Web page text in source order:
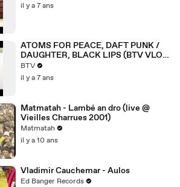
il y a 7 ans
ATOMS FOR PEACE, DAFT PUNK /
DAUGHTER, BLACK LIPS (BTV VLOG)
(BalconyTV)
BTV
il y a 7 ans
Matmatah - Lambé an dro (live @
Vieilles Charrues 2001)
Matmatah
il y a 10 ans
Vladimir Cauchemar - Aulos
Ed Banger Records